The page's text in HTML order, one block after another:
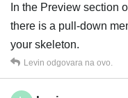
In the Preview section
there is a pull-down
your skeleton.
Levin odgovara na ovo.